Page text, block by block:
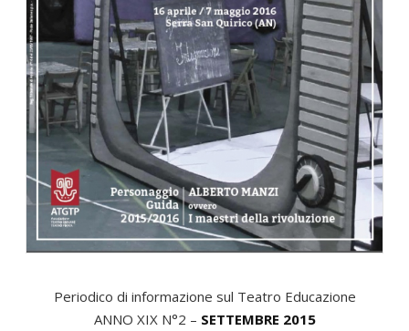
Periodico di informazione sul Teatro Educazione
ANNO XIX N°2 – SETTEMBRE 2015